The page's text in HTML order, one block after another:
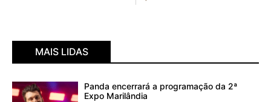
MAIS LIDAS
Panda encerrará a programação da 2ª
Expo Marilândia